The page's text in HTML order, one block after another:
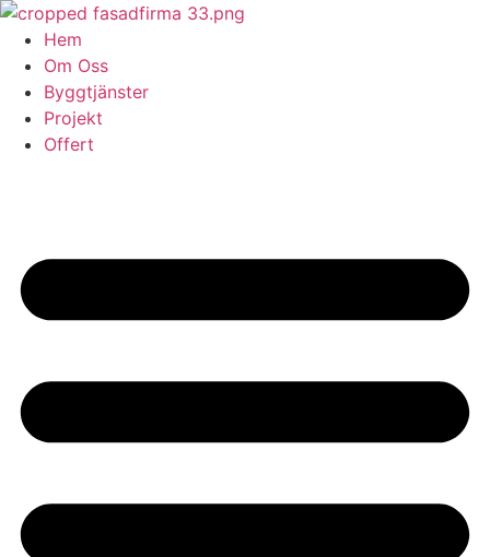
Skip
content
Hem
Om Oss
Byggtjänster
Projekt
Offert